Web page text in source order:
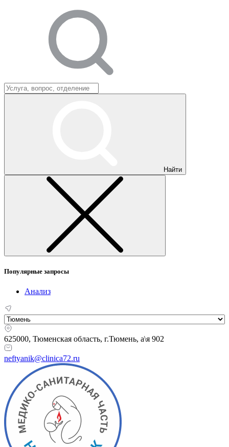
Найти
Популярные запросы
Анализ
625000, Тюменская область, г.Тюмень, а\я 902
neftyanik@clinica72.ru